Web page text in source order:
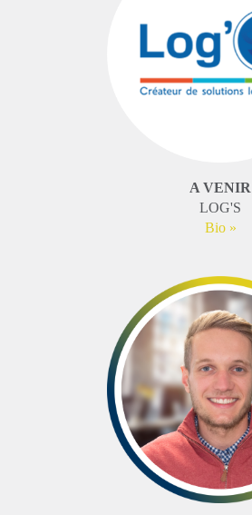
A VENIR
LOG'S
Bio »